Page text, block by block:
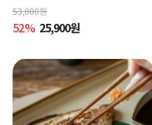
53,000원
52% 25,900원